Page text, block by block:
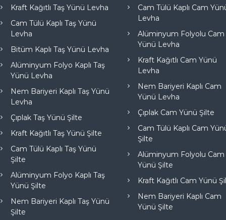
Kraft Kağıtlı Taş Yünü Levha
Cam Tülü Kaplı Taş Yünü
Levha
Bitüm Kaplı Taş Yünü Levha
Alüminyum Folyo Kaplı Taş
Yünü Levha
Nem Bariyeri Kaplı Taş Yünü
Levha
Çıplak Taş Yünü Şilte
Kraft Kağıtlı Taş Yünü Şilte
Cam Tülü Kaplı Taş Yünü
Şilte
Alüminyum Folyo Kaplı Taş
Yünü Şilte
Nem Bariyeri Kaplı Taş Yünü
Şilte
Cam Tülü Kaplı Cam
Levha
Alüminyum Folyolu Cam
Yünü Levha
Kraft Kağıtlı Cam Yünü
Levha
Nem Bariyeri Kaplı Cam
Yünü Levha
Çıplak Cam Yünü Şilte
Cam Tülü Kaplı Cam
Şilte
Alüminyum Folyolu Cam
Yünü Şilte
Kraft Kağıtlı Cam Yünü
Nem Bariyeri Kaplı Cam
Yünü Şilte